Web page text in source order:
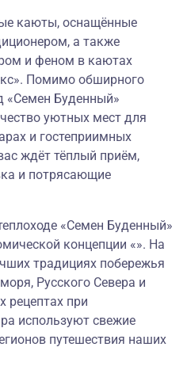
каюты, оснащённые
а также
и феном в каютах
Помимо обширного
«Семен Буденный»
уютных мест для
и гостеприимных
ждёт тёплый приём,
и потрясающие
«Семен Буденный»
концепции «». На
традициях побережья
Русского Севера и
рецептах при
используют свежие
путешествия наших